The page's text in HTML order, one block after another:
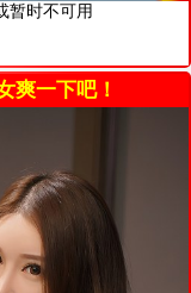
暂时不可用
爽一下吧！